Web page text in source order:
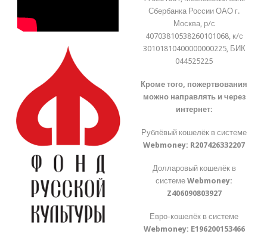
Сбербанка России ОАО г.
Москва, р/с
40703810538260101068, к/с
30101810400000000225, БИК
044525225
Кроме того, пожертвования
можно направлять и через
интернет:
Рублёвый кошелёк в системе
Webmoney: R207426332207
Долларовый кошелёк в
системеWebmoney:
Z406090803927
Евро-кошелёк в системе
Webmoney: E196200153466